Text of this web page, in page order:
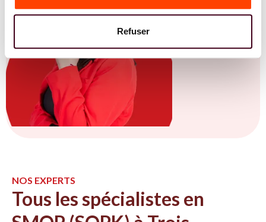
Refuser
NOS EXPERTS
Tous les spécialistes en